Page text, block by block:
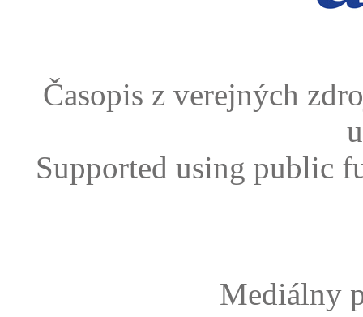
Časopis z verejných
Supported using public
Mediálny